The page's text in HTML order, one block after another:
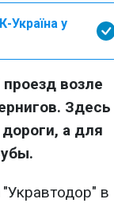
Україна у
возле
Здесь
а для
в